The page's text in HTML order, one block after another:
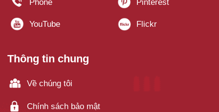
Thông tin chung
Về chúng tôi
Chính sách bảo mật